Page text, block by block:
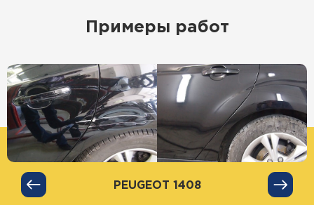
Примеры работ
PEUGEOT 1408